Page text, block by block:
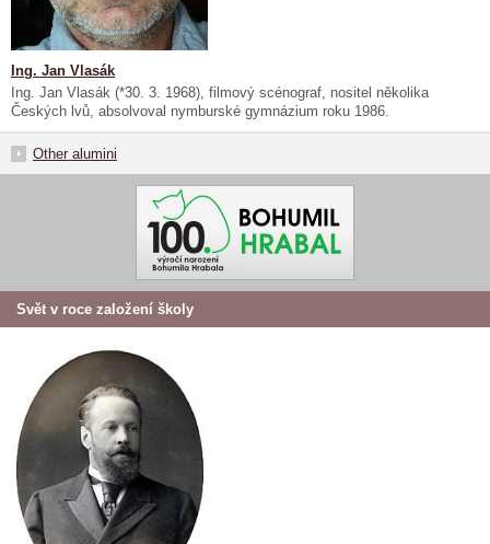
Ing. Jan Vlasák
Ing. Jan Vlasák (*30. 3. 1968), filmový scénograf, nositel několika
Českých lvů, absolvoval nymburské gymnázium roku 1986.
Other alumini
Svět v roce založení školy